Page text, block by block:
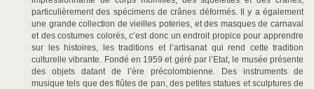
particulièrement des spécimens de crânes déformés. Il y a également
une grande collection de vieilles poteries, et des masques de carnaval
et des costumes colorés, c’est donc un endroit propice pour apprendre
sur les histoires, les traditions et l’artisanat qui rend cette tradition
culturelle vibrante. Fondé en 1959 et géré par l’Etat, le musée présente
des objets datant de l’ère précolombienne. Des instruments de
musique tels que des flûtes de pan, des petites statues et sculptures de